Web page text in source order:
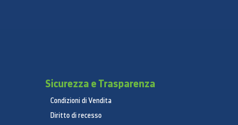
Sicurezza e Trasparenza
Condizioni di Vendita
Diritto di recesso